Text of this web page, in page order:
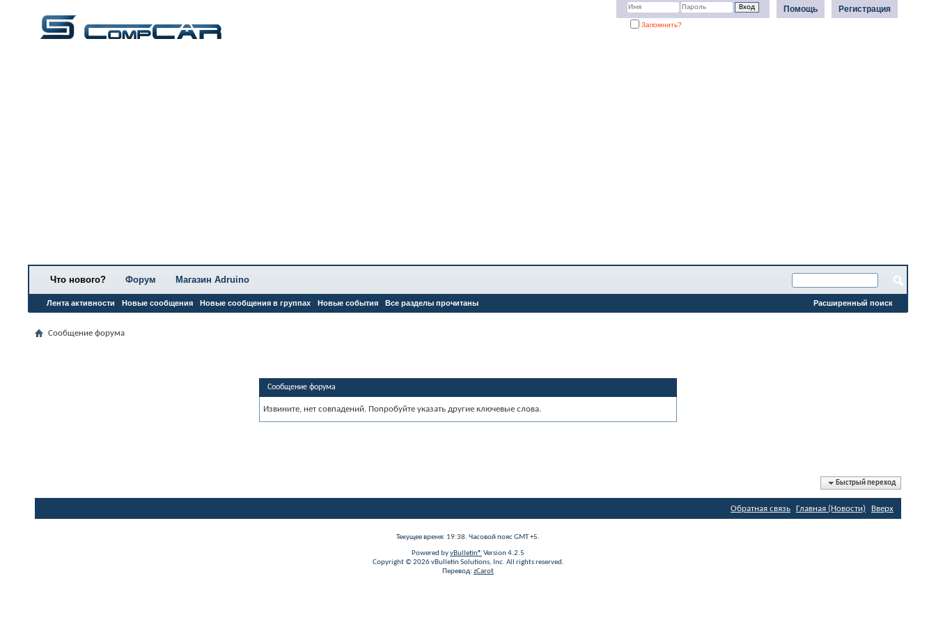
Регистрация
Помощь
Запомнить?
Что нового?
Лента активности Новые сообщения Новые сообщения в группах Новые события Все разделы прочитаны
Форум Магазин Adruino
Расширенный поиск
Сообщение форума
Сообщение форума
Извините, нет совпадений. Попробуйте указать другие ключевые слова.
Быстрый переход
Обратная связь Главная (Новости) Вверх
Текущее время: 19:38. Часовой пояс GMT +5.
Powered byvBulletin® Version 4.2.5
Copyright © 2026 vBulletin Solutions, Inc. All rights reserved.
Перевод: zCarot